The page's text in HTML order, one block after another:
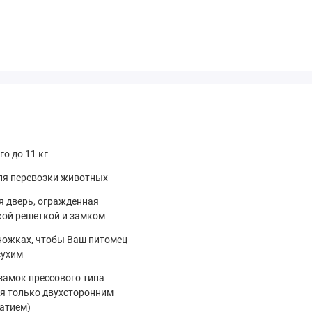
до мелочей, надёжный и невероятно удобный. Когда вы
приятными!
сейчас - и уже в следующей поездке оцените, насколько
до 11 кг
перевозки животных
дверь, огражденная
решеткой и замком
чтобы Ваш питомец
прессового типа
только двухсторонним